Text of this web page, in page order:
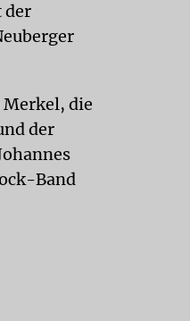
der
die
der
Band